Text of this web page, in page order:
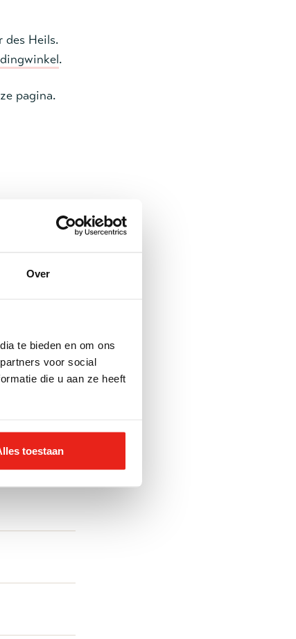
Over
te bieden en om ons
voor social
die u aan ze heeft
toestaan
des Heils.
.
pagina.